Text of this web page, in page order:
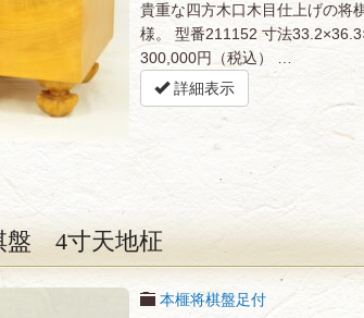
貴重な四方木口木目仕上げの将
様。 型番211152 寸法
300,000円（税込） …
詳細表示
盤 4寸天地柾
本榧将棋盤足付